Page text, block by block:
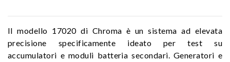
Il modello 17020 di Chroma è un sistema ad elevata
precisione specificamente ideato per test su
accumulatori e moduli batteria secondari. Generatori e